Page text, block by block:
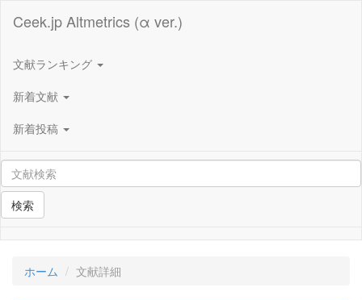
Ceek.jp Altmetrics (α ver.)
文献ランキング
新着文献
新着投稿
検索
ホーム 文献詳細